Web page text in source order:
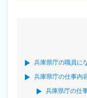
兵庫県庁の職員に
兵庫県庁の仕事内
兵庫県庁の仕